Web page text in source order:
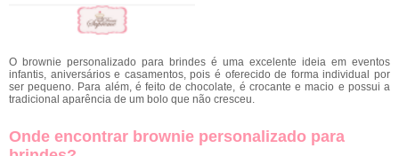
O brownie personalizado para brindes é uma excelente ideia em eventos
infantis, aniversários e casamentos, pois é oferecido de forma individual por
ser pequeno. Para além, é feito de chocolate, é crocante e macio e possui a
tradicional aparência de um bolo que não cresceu.
Onde encontrar brownie personalizado para